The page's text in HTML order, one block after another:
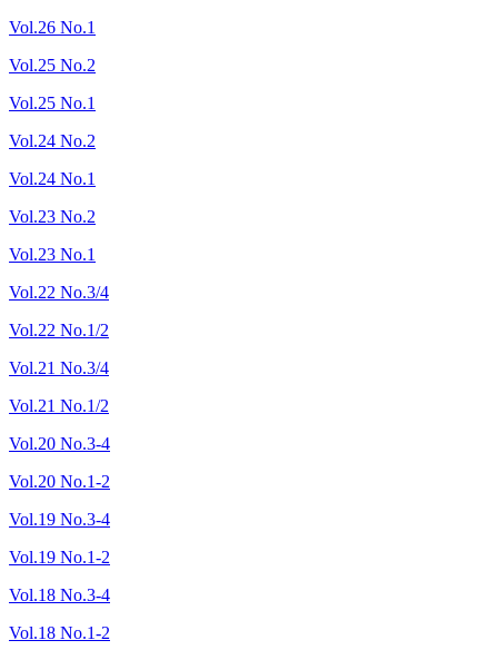
Vol.26 No.1
Vol.25 No.2
Vol.25 No.1
Vol.24 No.2
Vol.24 No.1
Vol.23 No.2
Vol.23 No.1
Vol.22 No.3/4
Vol.22 No.1/2
Vol.21 No.3/4
Vol.21 No.1/2
Vol.20 No.3-4
Vol.20 No.1-2
Vol.19 No.3-4
Vol.19 No.1-2
Vol.18 No.3-4
Vol.18 No.1-2